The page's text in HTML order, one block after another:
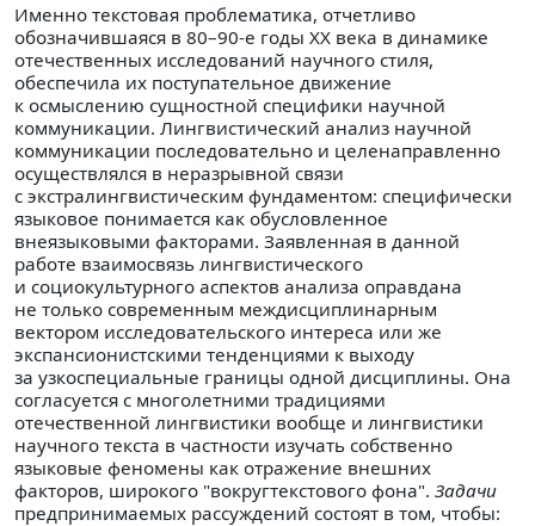
Именно текстовая проблематика, отчетливо
обозначившаяся в 80–90-е годы ХХ века в динамике
отечественных исследований научного стиля,
обеспечила их поступательное движение
к осмыслению сущностной специфики научной
коммуникации. Лингвистический анализ научной
коммуникации последовательно и целенаправленно
осуществлялся в неразрывной связи
с экстралингвистическим фундаментом: специфически
языковое понимается как обусловленное
внеязыковыми факторами. Заявленная в данной
работе взаимосвязь лингвистического
и социокультурного аспектов анализа оправдана
не только современным междисциплинарным
вектором исследовательского интереса или же
экспансионистскими тенденциями к выходу
за узкоспециальные границы одной дисциплины. Она
согласуется с многолетними традициями
отечественной лингвистики вообще и лингвистики
научного текста в частности изучать собственно
языковые феномены как отражение внешних
факторов, широкого "вокругтекстового фона". Задачи
предпринимаемых рассуждений состоят в том, чтобы: